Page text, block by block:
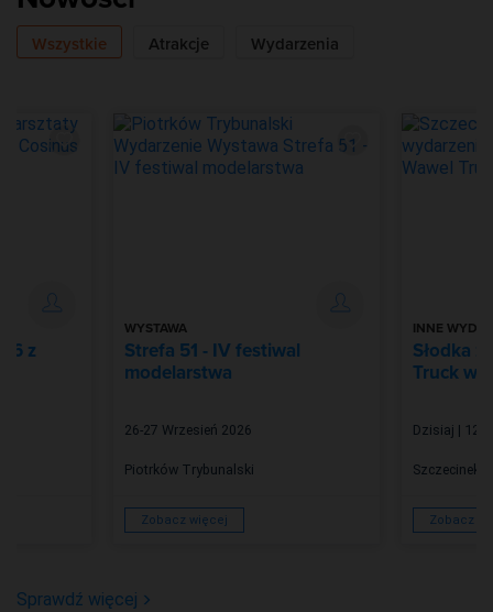
Wszystkie Atrakcje Wydarzenia
z
WYSTAWA
Strefa 51 - IV festiwal
modelarstwa
26-27 Wrzesień 2026
Piotrków Trybunalski
Zobacz więcej
INNE
Słodka
Truck w
Dzisiaj |
Szczecinek
Zobacz
Sprawdź więcej